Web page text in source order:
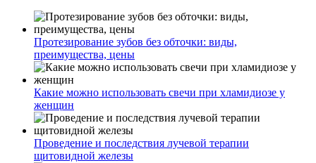
Протезирование зубов без обточки: виды,
преимущества, цены
Какие можно использовать свечи при хламидиозе у
женщин
Проведение и последствия лучевой терапии
щитовидной железы